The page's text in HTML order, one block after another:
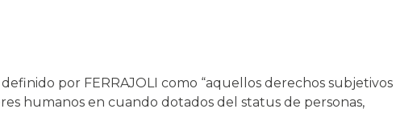
por FERRAJOLI como “aquellos derechos subjetivos
humanos en cuando dotados del status de personas,